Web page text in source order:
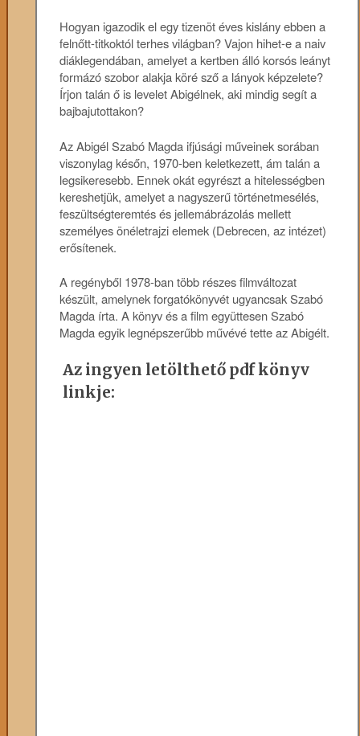
Hogyan igazodik el egy tizenöt éves kislány ebben a
felnőtt-titkoktól terhes világban? Vajon hihet-e a naiv
diáklegendában, amelyet a kertben álló korsós leányt
formázó szobor alakja köré sző a lányok képzelete?
Írjon talán ő is levelet Abigélnek, aki mindig segít a
bajbajutottakon?
Az Abigél Szabó Magda ifjúsági műveinek sorában
viszonylag későn, 1970-ben keletkezett, ám talán a
legsikeresebb. Ennek okát egyrészt a hitelességben
kereshetjük, amelyet a nagyszerű történetmesélés,
feszültségteremtés és jellemábrázolás mellett
személyes önéletrajzi elemek (Debrecen, az intézet)
erősítenek.
A regényből 1978-ban több részes filmváltozat
készült, amelynek forgatókönyvét ugyancsak Szabó
Magda írta. A könyv és a film együttesen Szabó
Magda egyik legnépszerűbb művévé tette az Abigélt.
Az ingyen letölthető pdf könyv
linkje: